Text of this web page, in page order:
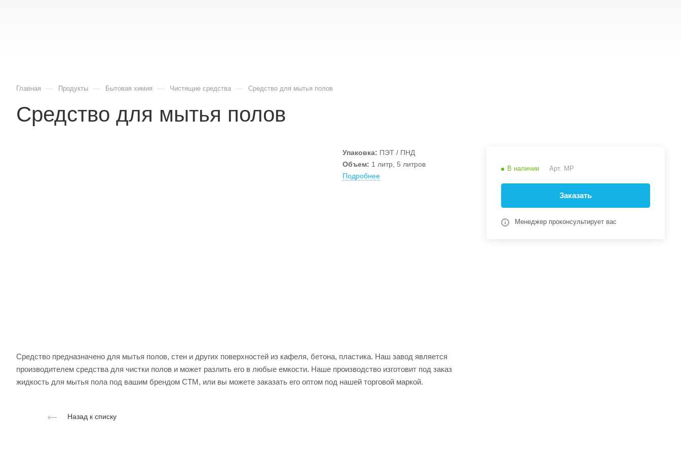
Главная — Продукты — Бытовая химия — Чистящие средства — Cредство для мытья полов
Cредство для мытья полов
В наличии Арт. MP
Заказать
Менеджер проконсультирует вас
Упаковка: ПЭТ / ПНД
Объем: 1 литр, 5 литров
Подробнее
Средство предназначено для мытья полов, стен и других поверхностей из кафеля, бетона, пластика. Наш завод является
производителем средства для чистки полов и может разлить его в любые емкости. Наше производство изготовит под заказ
жидкость для мытья пола под вашим брендом СТМ, или вы можете заказать его оптом под нашей торговой маркой.
Назад к списку